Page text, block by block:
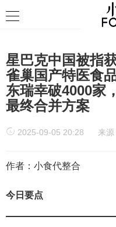
星巴克中国被指
雀巢国产特医食
东瑞幸破4000家
最终合并方案
2025-09-05 20:28 来源
作者：小食代整合
今日要点